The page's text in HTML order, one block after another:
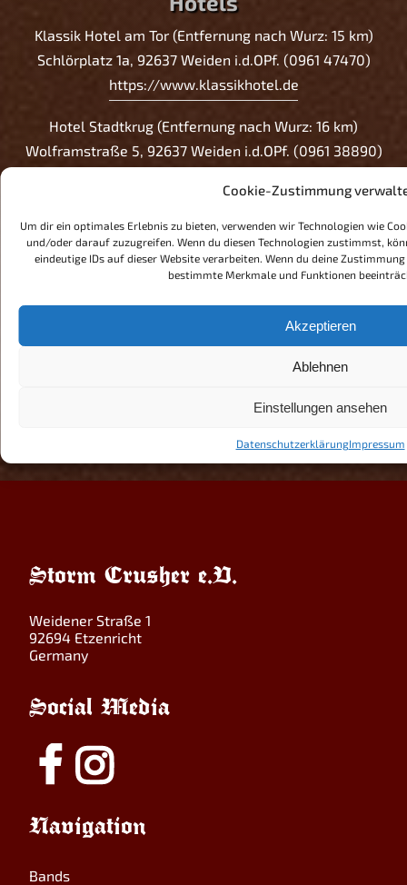
Cookie-Zustimmung
Um dir ein optimales Erlebnis zu bieten, verwenden wir Technologien wie
und/oder darauf zuzugreifen. Wenn du diesen Technologien zustimmst,
eindeutige IDs auf dieser Website verarbeiten. Wenn du deine
bestimmte Merkmale und Funktionen
Akzeptieren
Ablehnen
Einstellungen ansehen
DatenschutzerklärungImpressum
Klassik Hotel am Tor (Entfernung nach Wurz: 15 km)
Schlörplatz 1a, 92637 Weiden i.d.OPf. (0961 47470)
https://www.klassikhotel.de
Hotel Stadtkrug (Entfernung nach Wurz: 16 km)
Wolframstraße 5, 92637 Weiden i.d.OPf. (0961 38890)
Bahnhofstraße 23, 92637 Weiden i.d.OPf. (0961 4703990)
http://www.hotelpostweiden.de/
Amedia Hotel Weiden (Entfernung nach Wurz: 20 km)
Brenner-Schäffer-Straße 27, 92637 Weiden i.d.OPf. (0961
48090)
https://www.wyndhamhotels.com/trademark/weiden-
collection/overview?
Storm Crusher e.V.
Weidener Straße 1
92694 Etzenricht
Germany
Social Media
Navigation
Bands